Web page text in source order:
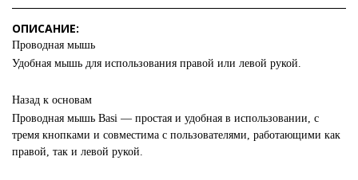
ОПИСАНИЕ:
Проводная мышь
Удобная мышь для использования правой или левой рукой.
Назад к основам
Проводная мышь Basi — простая и удобная в использовании, с
тремя кнопками и совместима с пользователями, работающими как
правой, так и левой рукой.